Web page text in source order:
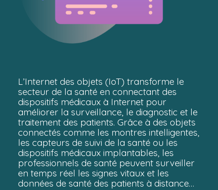
L’Internet des objets (IoT) transforme le
secteur de la santé en connectant des
dispositifs médicaux à Internet pour
améliorer la surveillance, le diagnostic et le
traitement des patients. Grâce à des objets
connectés comme les montres intelligentes,
les capteurs de suivi de la santé ou les
dispositifs médicaux implantables, les
professionnels de santé peuvent surveiller
en temps réel les signes vitaux et les
données de santé des patients à distance…